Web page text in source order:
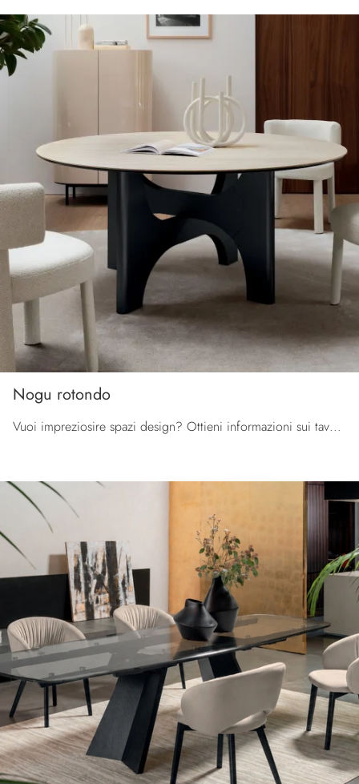
Nogu rotondo
Vuoi impreziosire spazi design? Ottieni informazioni sui tavoli design fissi: il modello da pranzo Nogu rotondo ti attende.